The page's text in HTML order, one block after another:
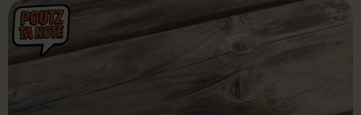
Le palmarès d’Olivier Primeau
Jeu – Connais-tu ta poutine?